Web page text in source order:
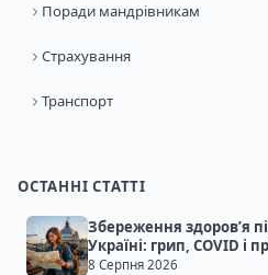
Поради мандрівникам
Страхування
Транспорт
ОСТАННІ СТАТТІ
Збереження здоров’я
Україні: грип, COVID і
8 Серпня 2026